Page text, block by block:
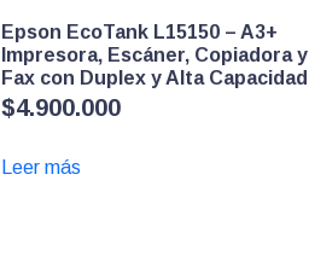
Epson EcoTank L15150 – A3+
Impresora, Escáner, Copiadora y
Fax con Duplex y Alta Capacidad
$4.900.000
Leer más